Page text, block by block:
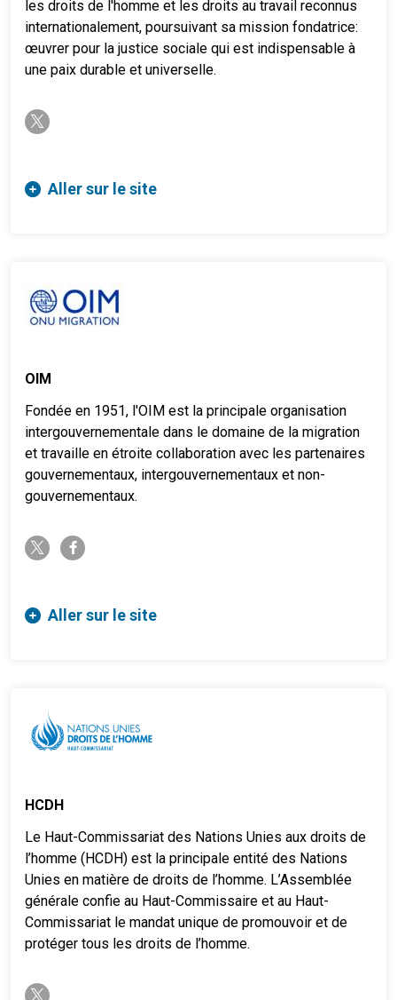
les droits de l'homme et les droits au travail reconnus
internationalement, poursuivant sa mission fondatrice:
œuvrer pour la justice sociale qui est indispensable à
une paix durable et universelle.
twitter-x
Aller sur le site
OIM
Fondée en 1951, l'OIM est la principale organisation
intergouvernementale dans le domaine de la migration
et travaille en étroite collaboration avec les partenaires
gouvernementaux, intergouvernementaux et non-
gouvernementaux.
twitter-x facebook-f
Aller sur le site
HCDH
Le Haut-Commissariat des Nations Unies aux droits de
l’homme (HCDH) est la principale entité des Nations
Unies en matière de droits de l’homme. L’Assemblée
générale confie au Haut-Commissaire et au Haut-
Commissariat le mandat unique de promouvoir et de
protéger tous les droits de l’homme.
twitter-x